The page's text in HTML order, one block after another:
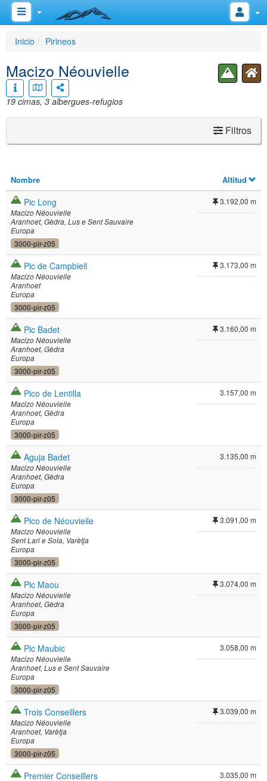
Inicio Pirineos
Macizo Néouvielle
19 cimas, 3 albergues-refugios
Filtros
Nombre Altitud
Pic Long
Macizo Néouvielle
Aranhoet Gèdra Lus e Sent Sauvaire
Europa
3000-pir-z05
3.192,00 m
Pic de Campbieil
Macizo Néouvielle
Aranhoet
Europa
3000-pir-z05
3.173,00 m
Pic Badet
Macizo Néouvielle
Aranhoet Gèdra
Europa
3000-pir-z05
3.160,00 m
Pico de Lentilla
Macizo Néouvielle
Aranhoet Gèdra
Europa
3000-pir-z05
3.157,00 m
Aguja Badet
Macizo Néouvielle
Aranhoet Gèdra
Europa
3000-pir-z05
3.135,00 m
Pico de Néouvielle
Macizo Néouvielle
Sent Lari e Sola Varètja
Europa
3000-pir-z05
3.091,00 m
Pic Maou
Macizo Néouvielle
Aranhoet Gèdra
Europa
3000-pir-z05
3.074,00 m
Pic Maubic
Macizo Néouvielle
Aranhoet Lus e Sent Sauvaire
Europa
3000-pir-z05
3.058,00 m
Trois Conseillers
Macizo Néouvielle
Aranhoet Varètja
Europa
3000-pir-z05
3.039,00 m
Premier Conseillers 3.035,00 m